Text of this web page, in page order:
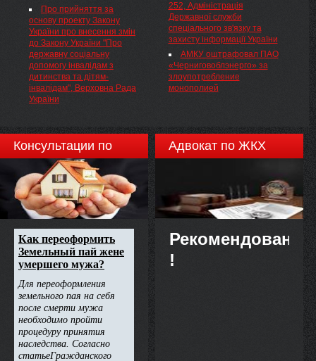
Про прийняття за
основу проекту Закону
України про внесення змін
до Закону України "Про
державну соціальну
допомогу інвалідам з
дитинства та дітям-
інвалідам", Верховна Рада
України
252, Адміністрація
Державної служби
спеціального зв'язку та
захисту інформації України
АМКУ оштрафовал ПАО
«Черниговоблэнерго» за
злоупотребление
монополией
Консультации по
недвижимости
Адвокат по ЖКХ
Рекомендовано
!